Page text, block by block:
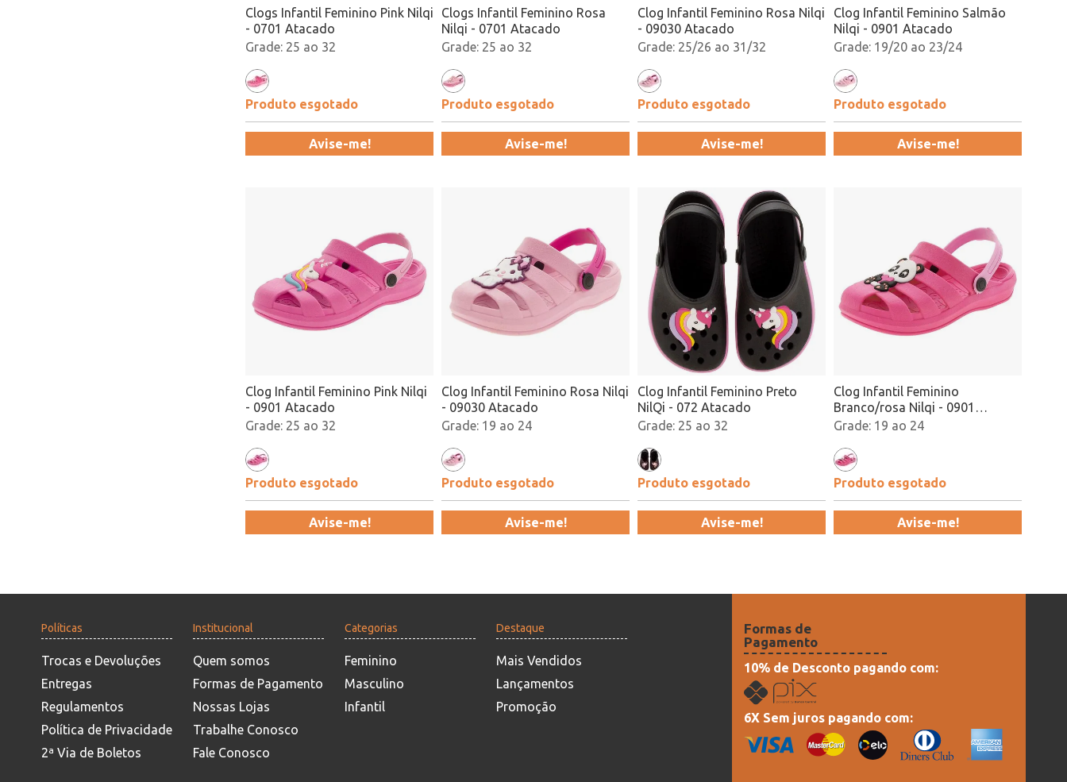
Clogs Infantil Feminino Pink Nilqi
- 0701 Atacado
25 ao 32
Produto esgotado
Avise-me!
Clogs Infantil Feminino Rosa
Nilqi - 0701 Atacado
25 ao 32
Produto esgotado
Avise-me!
Clog Infantil Feminino Rosa Nilqi
- 09030 Atacado
25/26 ao 31/32
Produto esgotado
Avise-me!
Clog Infantil Feminino Salmão
Nilqi - 0901 Atacado
19/20 ao 23/24
Produto esgotado
Avise-me!
Clog Infantil Feminino Pink Nilqi
- 0901 Atacado
25 ao 32
Produto esgotado
Avise-me!
Clog Infantil Feminino Rosa Nilqi
- 09030 Atacado
19 ao 24
Produto esgotado
Avise-me!
Clog Infantil Feminino Preto
NilQi - 072 Atacado
25 ao 32
Produto esgotado
Avise-me!
Clog Infantil Feminino
Branco/rosa Nilqi - 0901
Atacado19 ao 24
Produto esgotado
Avise-me!
Políticas
Trocas e Devoluções
Entregas
Regulamentos
Política de Privacidade
2ª Via de Boletos
Institucional
Quem somos
Formas de Pagamento
Nossas Lojas
Trabalhe Conosco
Fale Conosco
Categorias
Feminino
Masculino
Infantil
Destaque
Mais Vendidos
Lançamentos
Promoção
Formas de
Pagamento
10% de Desconto pagando com:
6X Sem juros pagando com: